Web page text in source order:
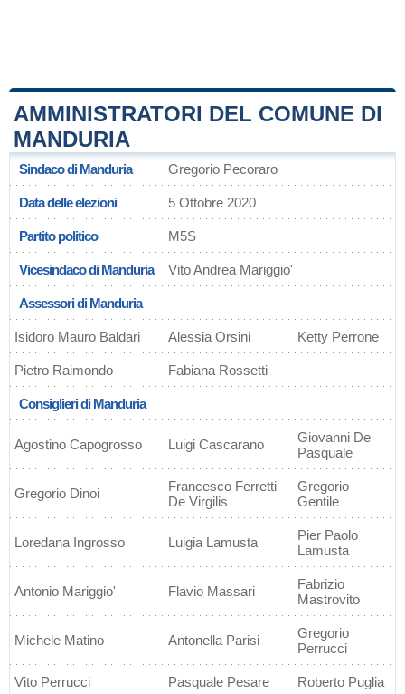
AMMINISTRATORI DEL COMUNE DI
MANDURIA
Sindaco di Manduria Gregorio Pecoraro
Data delle elezioni 5 Ottobre 2020
Partito politico M5S
Vicesindaco di Manduria Vito Andrea Mariggio'
Assessori di Manduria
Isidoro Mauro Baldari Alessia Orsini Ketty Perrone
Pietro Raimondo Fabiana Rossetti
Consiglieri di Manduria
Agostino Capogrosso Luigi Cascarano
Giovanni De
Pasquale
Gregorio Dinoi
Francesco Ferretti
De Virgilis
Gregorio
Gentile
Loredana Ingrosso Luigia Lamusta
Pier Paolo
Lamusta
Antonio Mariggio' Flavio Massari
Fabrizio
Mastrovito
Michele Matino Antonella Parisi
Gregorio
Perrucci
Vito Perrucci Pasquale Pesare Roberto Puglia